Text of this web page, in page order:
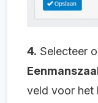
4. Selecteer
veld voor het